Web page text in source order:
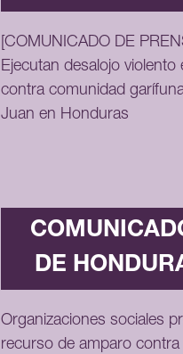
[COMUNICADO DE
Ejecutan desalojo violento
contra comunidad
Juan en Honduras
DE
Organizaciones sociales
recurso de amparo contra